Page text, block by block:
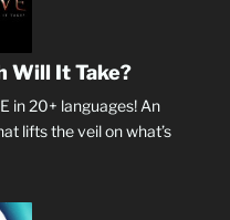
Will It Take?
in 20+ languages! An
lifts the veil on what’s